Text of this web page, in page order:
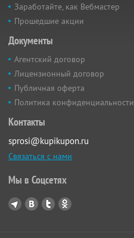
Заработайте, как Вебмастер
Прошедшие акции
Документы
Агентский договор
Лицензионный договор
Публичная оферта
Политика конфиденциальности
Контакты
sprosi@kupikupon.ru
Связаться с нами
Мы в Соцсетях